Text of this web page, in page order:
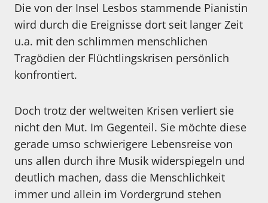
Die von der Insel Lesbos stammende Pianistin
wird durch die Ereignisse dort seit langer Zeit
u.a. mit den schlimmen menschlichen
Tragödien der Flüchtlingskrisen persönlich
konfrontiert.
Doch trotz der weltweiten Krisen verliert sie
nicht den Mut. Im Gegenteil. Sie möchte diese
gerade umso schwierigere Lebensreise von
uns allen durch ihre Musik widerspiegeln und
deutlich machen, dass die Menschlichkeit
immer und allein im Vordergrund stehen